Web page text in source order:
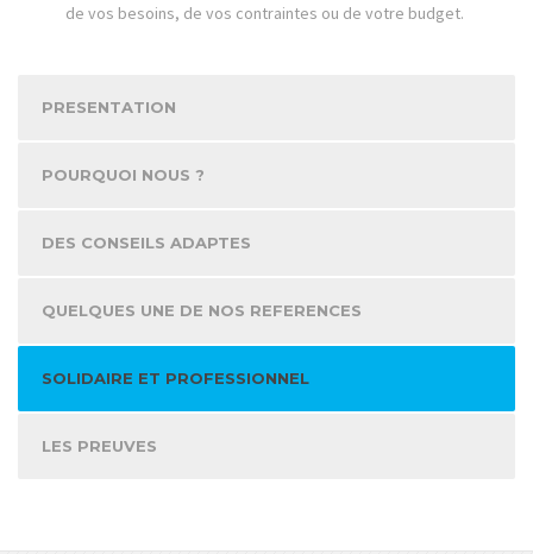
de vos besoins, de vos contraintes ou de votre budget.
PRESENTATION
POURQUOI NOUS ?
DES CONSEILS ADAPTES
QUELQUES UNE DE NOS REFERENCES
SOLIDAIRE ET PROFESSIONNEL
LES PREUVES